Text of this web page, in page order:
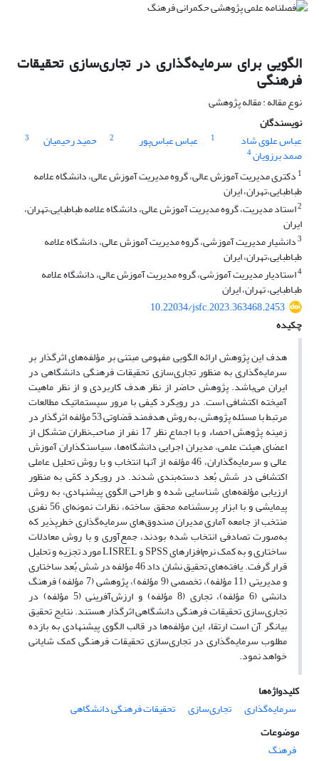
الگویی برای سرمایه‌گذاری در تجاری‌سازی تحقیقات
فرهنگی
نوع مقاله : مقاله پژوهشی
نویسندگان
عباس علوی شاد
1 عباس عباس‌پور 2 حمید رحیمیان 3
صمد برزویان4
1 دکتری مدیریت آموزش عالی، گروه مدیریت آموزش عالی، دانشگاه علامه
طباطبایی،تهران، ایران
2استاد مدیریت، گروه مدیریت آموزش عالی، دانشگاه علامه طباطبایی،تهران،
ایران
3دانشیار مدیریت آموزشی، گروه مدیریت آموزش عالی، دانشگاه علامه
طباطبایی،تهران، ایران
4استادیار مدیریت آموزشی، گروه مدیریت آموزش عالی، دانشگاه علامه
طباطبایی، تهران، ایران
10.22034/jsfc.2023.363468.2453
چکیده
هدف این پژوهش ارائه الگویی مفهومی مبتنی بر مؤلفه‌های اثرگذار بر
سرمایه‌گذاری به منظور تجاری‌سازی تحقیقات فرهنگی دانشگاهی در
ایران می‌باشد. پژوهش حاضر از نظر هدف کاربردی و از نظر ماهیت
آمیخته اکتشافی است. در رویکرد کیفی با مرور سیستماتیک مطالعات
مرتبط با مسئله پژوهش، به روش هدفمند قضاوتی 53 مؤلفه اثرگذار در
زمینه پژوهش احصاء و با اجماع نظر 17 نفر از صاحب‌نظران متشکل از
اعضای هیئت علمی، مدیران اجرایی دانشگاه‌ها، سیاستگذاران آموزش
عالی و سرمایه‌گذاران، 46 مؤلفه از آنها انتخاب و با روش تحلیل عاملی
اکتشافی در شش بُعد دسته‌بندی شدند. در رویکرد کمّی به منظور
ارزیابی مؤلفه‌های شناسایی شده و طراحی الگوی پیشنهادی، به روش
پیمایشی و با ابزار پرسشنامه محقق ساخته، نظرات نمونه‌ای 56 نفری
منتخب از جامعه آماری مدیران صندوق‌های سرمایه‌گذاری خطرپذیر که
به‌صورت تصادفی انتخاب شده بودند، جمع‌آوری و با روش معادلات
ساختاری و به کمک نرم‌افزارهای SPSS و LISREL مورد تجزیه و تحلیل
قرار گرفت. یافته‌های تحقیق نشان داد 46 مؤلفه در شش بُعد ساختاری
و مدیریتی (11 مؤلفه)، تخصصی (9 مؤلفه)، پژوهشی (7 مؤلفه) فرهنگ
دانشی (6 مؤلفه)، تجاری (8 مؤلفه) و ارزش‌آفرینی‌ (5 مؤلفه) در
تجاری‌سازی تحقیقات فرهنگی دانشگاهی اثرگذار هستند. نتایج تحقیق
بیانگر آن است ارتقاء این مؤلفه‌ها در قالب الگوی پیشنهادی به بازده
مطلوب سرمایه‌گذاری در تجاری‌سازی تحقیقات فرهنگی کمک شایانی
خواهد نمود.
کلیدواژه‌ها
سرمایه‌گذاری
تجاری‌سازی
تحقیقات فرهنگی دانشگاهی
موضوعات
فرهنگ